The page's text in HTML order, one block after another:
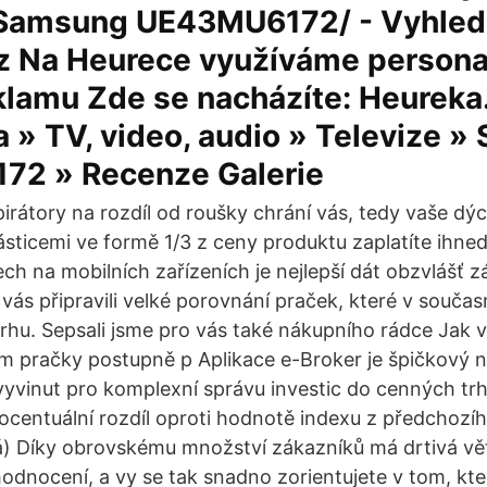
UE43MU6172/ -
Na Heurece využíváme
Zde se nacházíte:
» TV, video, audio » Televize »
» Recenze Galerie
na rozdíl od roušky chrání vás, tedy vaše
ve formě 1/3 z ceny produktu zaplatíte
na mobilních zařízeních je nejlepší dát obzvlášť
připravili velké porovnání praček, které v
Sepsali jsme pro vás také nákupního rádce Jak
pračky postupně p Aplikace e-Broker je špičkový
pro komplexní správu investic do cenných
rozdíl oproti hodnotě indexu z
Díky obrovskému množství zákazníků má drtivá
a vy se tak snadno zorientujete v tom,